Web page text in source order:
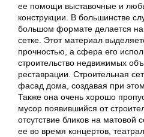
ее помощи выставочные и
конструкции. В большинстве
большом формате делается на
сетке. Этот материал
прочностью, а сфера его
строительство недвижимых
реставрации. Строительная
фасад дома, создавая при
Также она очень хорошо
мусор появившийся от
отсутствие бликов на матовой
ее во время концертов,